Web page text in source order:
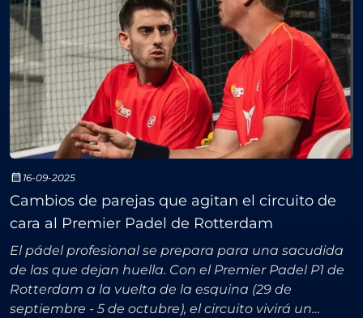
16-09-2025
Cambios de parejas que agitan el circuito de
cara al Premier Padel de Rotterdam
El pádel profesional se prepara para una sacudida
de las que dejan huella. Con el Premier Padel P1 de
Rotterdam a la vuelta de la esquina (29 de
septiembre - 5 de octubre), el circuito vivirá un